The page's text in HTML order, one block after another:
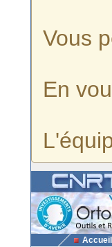
Vous
En
Accueil